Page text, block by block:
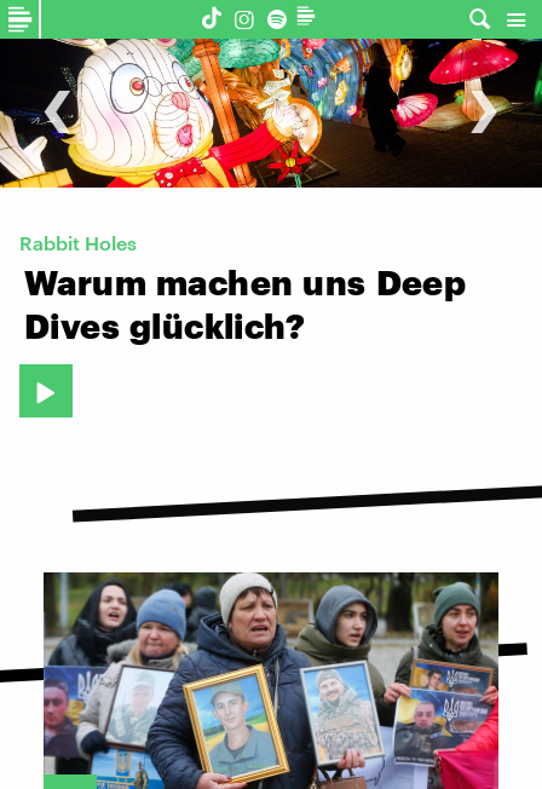
Rabbit Holes
Warum machen uns Deep
Dives glücklich?
‹ ›